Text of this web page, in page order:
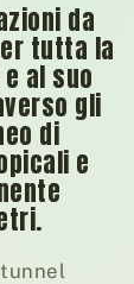
da
tutta la
al suo
gli
di
e